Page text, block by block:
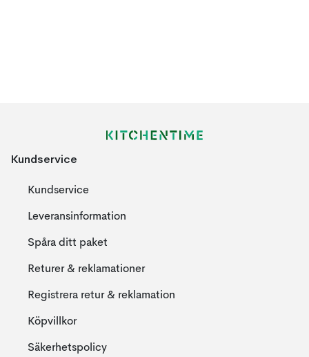
Kundservice
Kundservice
Leveransinformation
Spåra ditt paket
Returer & reklamationer
Registrera retur & reklamation
Köpvillkor
Säkerhetspolicy